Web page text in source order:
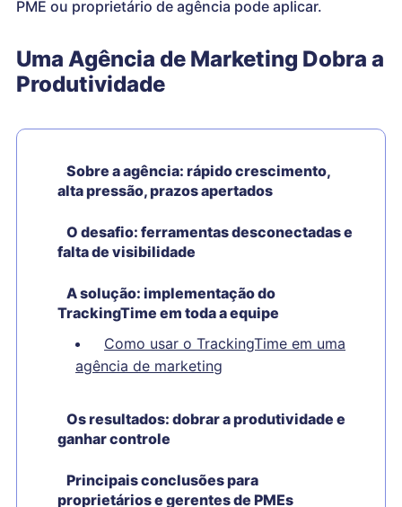
PME ou proprietário de agência pode aplicar.
Uma Agência de Marketing Dobra a
Produtividade
Sobre a agência: rápido crescimento,
alta pressão, prazos apertados
O desafio: ferramentas desconectadas e
falta de visibilidade
A solução: implementação do
TrackingTime em toda a equipe
Como usar o TrackingTime em uma
agência de marketing
Os resultados: dobrar a produtividade e
ganhar controle
Principais conclusões para
proprietários e gerentes de PMEs